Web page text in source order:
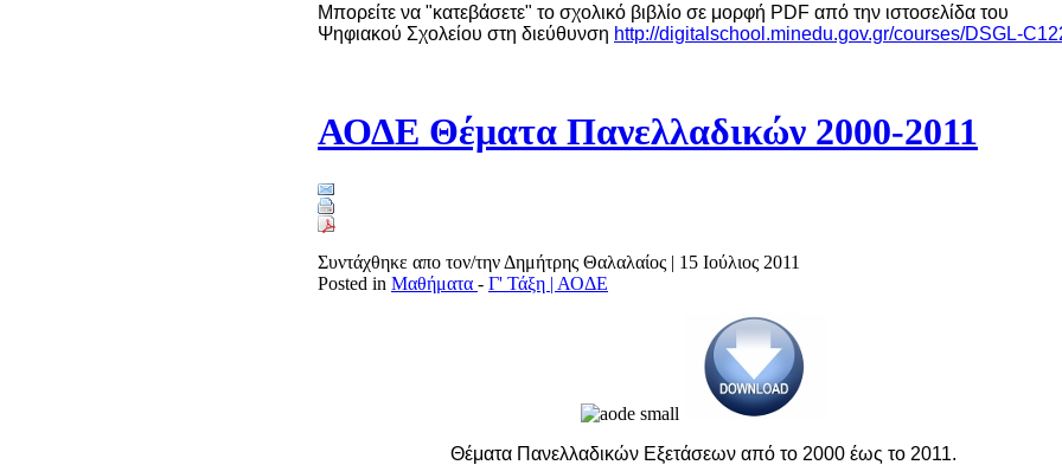
Μπορείτε να "κατεβάσετε" το σχολικό βιβλίο σε μορφή PDF από την ιστοσελίδα του
Ψηφιακού Σχολείου στη διεύθυνση http://digitalschool.minedu.gov.gr/courses/DSGL-
ΑΟΔΕ Θέματα Πανελλαδικών 2000-2011
Συντάχθηκε απο τον/την Δημήτρης Θαλαλαίος | 15 Ιούλιος 2011
Posted in Μαθήματα - Γ' Τάξη | ΑΟΔΕ
Θέματα Πανελλαδικών Εξετάσεων από το 2000 έως το 2011.